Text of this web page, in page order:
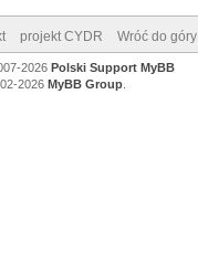
projekt CYDR Wróć do góry
2026 Polski Support MyBB
2026 MyBB Group